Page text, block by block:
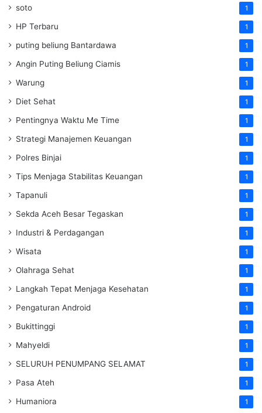
soto 1
HP Terbaru 1
puting beliung Bantardawa 1
Angin Puting Beliung Ciamis 1
Warung 1
Diet Sehat 1
Pentingnya Waktu Me Time 1
Strategi Manajemen Keuangan 1
Polres Binjai 1
Tips Menjaga Stabilitas Keuangan 1
Tapanuli 1
Sekda Aceh Besar Tegaskan 1
Industri & Perdagangan 1
Wisata 1
Olahraga Sehat 1
Langkah Tepat Menjaga Kesehatan 1
Pengaturan Android 1
Bukittinggi 1
Mahyeldi 1
SELURUH PENUMPANG SELAMAT 1
Pasa Ateh 1
Humaniora 1